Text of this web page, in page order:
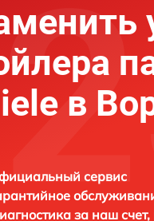
в
сервис
за наш счет,